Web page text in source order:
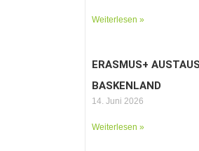
Weiterlesen »
ERASMUS+
BASKENLAND
14. Juni 2026
Weiterlesen »